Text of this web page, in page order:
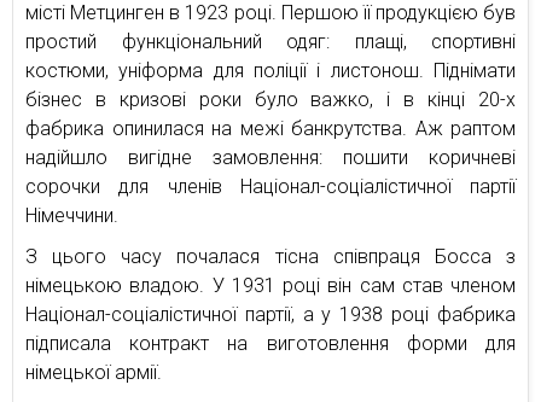
місті Метцинген в 1923 році. Першою її продукцією був
простий функціональний одяг: плащі, спортивні
костюми, уніформа для поліції і листонош. Піднімати
бізнес в кризові роки було важко, і в кінці 20-х
фабрика опинилася на межі банкрутства. Аж раптом
надійшло вигідне замовлення: пошити коричневі
сорочки для членів Націонал-соціалістичної партії
Німеччини.
З цього часу почалася тісна співпраця Босса з
німецькою владою. У 1931 році він сам став членом
Націонал-соціалістичної партії, а у 1938 році фабрика
підписала контракт на виготовлення форми для
німецької армії.